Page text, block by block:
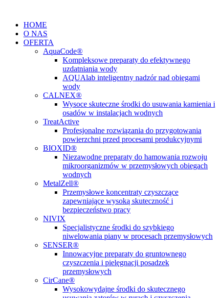
treści
HOME
O NAS
OFERTA
AquaCode®
Kompleksowe preparaty do efektywnego
uzdatniania wody
AQUAlab inteligentny nadzór nad obiegami
wody
CALNEX®
Wysoce skuteczne środki do usuwania kamienia i
osadów w instalacjach wodnych
TreatActive
Profesjonalne rozwiązania do przygotowania
powierzchni przed procesami produkcyjnymi
BIOXID®
Niezawodne preparaty do hamowania rozwoju
mikroorganizmów w przemysłowych obiegach
wodnych
MetalZell®
Przemysłowe koncentraty czyszczące
zapewniające wysoką skuteczność i
bezpieczeństwo pracy
NIVIX
Specjalistyczne środki do szybkiego
niwelowania piany w procesach przemysłowych
SENSER®
Innowacyjne preparaty do gruntownego
czyszczenia i pielęgnacji posadzek
przemysłowych
CirCane®
Wysokowydajne środki do skutecznego